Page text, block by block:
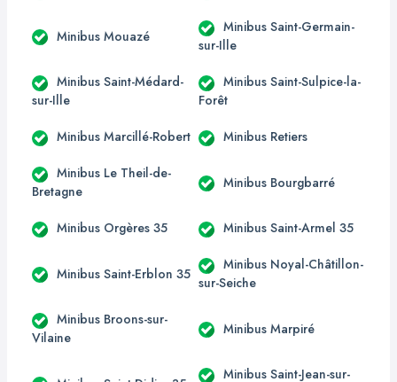
Minibus Mouazé
Minibus Saint-Germain-
sur-Ille
Minibus Saint-Médard-
sur-Ille
Minibus Saint-Sulpice-la-
Forêt
Minibus Marcillé-Robert Minibus Retiers
Minibus Le Theil-de-
Bretagne
Minibus Bourgbarré
Minibus Orgères 35 Minibus Saint-Armel 35
Minibus Saint-Erblon 35
Minibus Noyal-Châtillon-
sur-Seiche
Minibus Broons-sur-
Vilaine
Minibus Marpiré
Minibus Saint-Jean-sur-